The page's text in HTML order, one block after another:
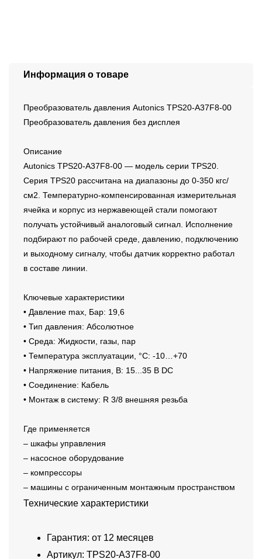
Информация о товаре
Преобразователь давления Autonics TPS20-A37F8-00
Преобразователь давления без дисплея
Описание
Autonics TPS20-A37F8-00 — модель серии TPS20.
Серия TPS20 рассчитана на диапазоны до 0-350 кгс/
см2. Температурно-компенсированная измерительная
ячейка и корпус из нержавеющей стали помогают
получать устойчивый аналоговый сигнал. Исполнение
подбирают по рабочей среде, давлению, подключению
и выходному сигналу, чтобы датчик корректно работал
в составе линии.
Ключевые характеристики
• Давление max, Бар: 19,6
• Тип давления: Абсолютное
• Среда: Жидкости, газы, пар
• Температура эксплуатации, °C: -10…+70
• Напряжение питания, В: 15...35 В DC
• Соединение: Кабель
• Монтаж в систему: R 3/8 внешняя резьба
Где применяется
– шкафы управления
– насосное оборудование
– компрессоры
– машины с ограниченным монтажным пространством
Технические характеристики
Гарантия: от 12 месяцев
Артикул: TPS20-A37F8-00